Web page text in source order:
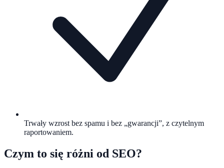
Trwały wzrost bez spamu i bez „gwarancji”, z czytelnym
raportowaniem.
Czym to się różni od SEO?